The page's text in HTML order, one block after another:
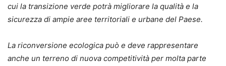
cui la transizione verde potrà migliorare la qualità e la
sicurezza di ampie aree territoriali e urbane del Paese.
La riconversione ecologica può e deve rappresentare
anche un terreno di nuova competitività per molta parte